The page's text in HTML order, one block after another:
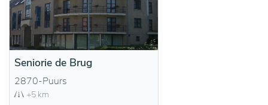
Seniorie de Brug
2870-Puurs
+5 km